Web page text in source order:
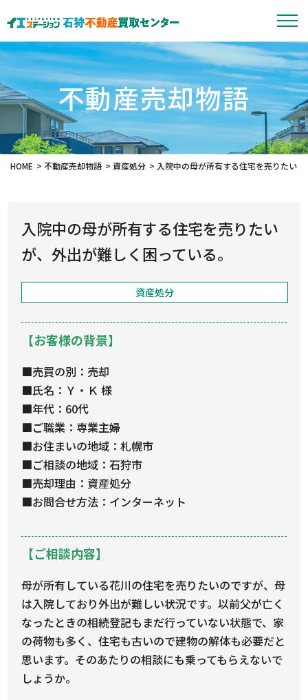
不動産売却物語
HOME 不動産売却物語 資産処分 入院中の母が所有する住宅を売りたい
入院中の母が所有する住宅を売りたい
が、外出が難しく困っている。
資産処分
【お客様の背景】
■売買の別：売却
■氏名：Ｙ・Ｋ 様
■年代：60代
■ご職業：専業主婦
■お住まいの地域：札幌市
■ご相談の地域：石狩市
■売却理由：資産処分
■お問合せ方法：インターネット
【ご相談内容】
母が所有している花川の住宅を売りたいのですが、母
は入院しており外出が難しい状況です。以前父が亡く
なったときの相続登記もまだ行っていない状態で、家
の荷物も多く、住宅も古いので建物の解体も必要だと
思います。そのあたりの相談にも乗ってもらえないで
しょうか。